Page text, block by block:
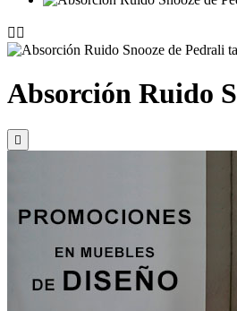
 
Absorción Ruido
